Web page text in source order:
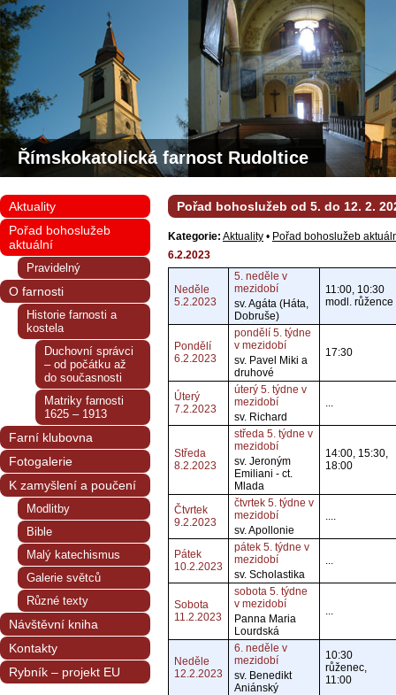
Římskokatolická farnost Rudoltice
Pořad bohoslužeb od 5. do 12. 2.
Kategorie: Aktuality • Pořad bohoslužeb
6.2.2023
Neděle
5.2.2023
5. neděle v
mezidobí
sv. Agáta (Háta,
Dobruše)
11:00, 10:30
modl. růžence
Pondělí
6.2.2023
pondělí 5. týdne
v mezidobí
sv. Pavel Miki a
druhové
17:30
Úterý
7.2.2023
úterý 5. týdne v
mezidobí
sv. Richard
...
Středa
8.2.2023
středa 5. týdne v
mezidobí
sv. Jeroným
Emiliani - ct.
Mlada
14:00, 15:30,
18:00
Čtvrtek
9.2.2023
čtvrtek 5. týdne v
mezidobí
sv. Apollonie
....
Pátek
10.2.2023
pátek 5. týdne v
mezidobí
sv. Scholastika
...
Sobota
11.2.2023
sobota 5. týdne
v mezidobí
Panna Maria
Lourdská
...
Neděle
12.2.2023
6. neděle v
mezidobí
sv. Benedikt
Aniánský
10:30
růženec,
11:00
Aktuality
Pořad bohoslužeb
aktuální
Pravidelný
O farnosti
Historie farnosti a
kostela
Duchovní správci
– od počátku až
do současnosti
Matriky farnosti
1625 – 1913
Farní klubovna
Fotogalerie
K zamyšlení a poučení
Modlitby
Bible
Malý katechismus
Galerie světců
Různé texty
Návštěvní kniha
Kontakty
Rybník – projekt EU